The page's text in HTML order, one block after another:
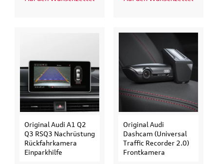
Original Audi A1 Q2
Q3 RSQ3 Nachrüstung
Rückfahrkamera
Einparkhilfe
Original Audi
Dashcam (Universal
Traffic Recorder 2.0)
Frontkamera